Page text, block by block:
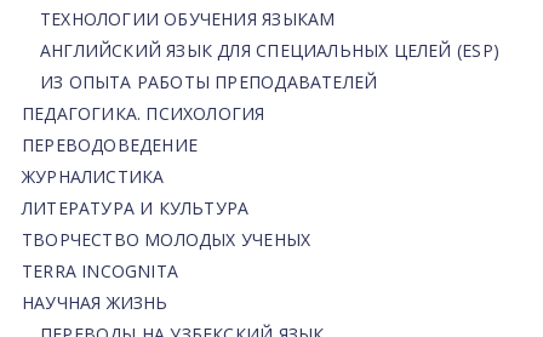
ТЕХНОЛОГИИ ОБУЧЕНИЯ ЯЗЫКАМ
АНГЛИЙСКИЙ ЯЗЫК ДЛЯ СПЕЦИАЛЬНЫХ ЦЕЛЕЙ (ESP)
ИЗ ОПЫТА РАБОТЫ ПРЕПОДАВАТЕЛЕЙ
ПЕДАГОГИКА. ПСИХОЛОГИЯ
ПЕРЕВОДОВЕДЕНИЕ
ЖУРНАЛИСТИКА
ЛИТЕРАТУРА И КУЛЬТУРА
ТВОРЧЕСТВО МОЛОДЫХ УЧЕНЫХ
TERRA INCOGNITA
НАУЧНАЯ ЖИЗНЬ